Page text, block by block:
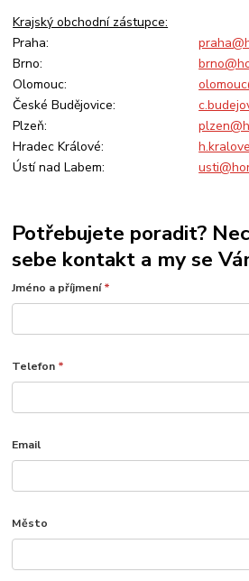
Krajský obchodní zástupce:
Praha:
Brno:
Olomouc:
České Budějovice:
Plzeň:
Hradec Králové:
Ústí nad Labem:
Potřebujete poradit?
sebe kontakt a my se
Jméno a příjmení*
Telefon *
Email
Město